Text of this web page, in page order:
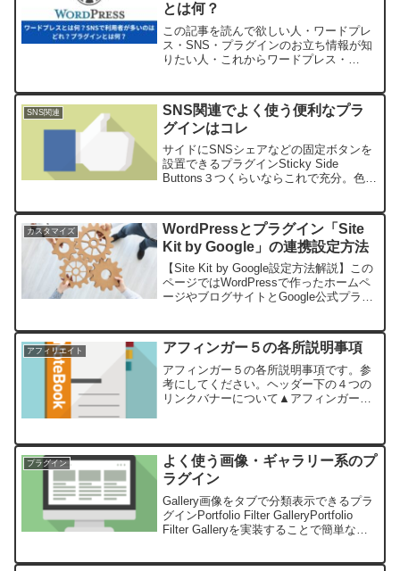
とは何？
この記事を読んで欲しい人・ワードプレ
ス・SNS・プラグインのお立ち情報が知
りたい人・これからワードプレス・
い人WordPressとは何？WordPressとは
何かに...
SNS関連
SNS関連でよく使う便利なプラ
グインはコレ
サイドにSNSシェアなどの固定ボタンを
設置できるプラグインSticky Side
Buttons３つくらいならこれで充分。色も
機能的には上。ダウンロード...
カスタマイズ
WordPressとプラグイン「Site
Kit by Google」の連携設定方法
【Site Kit by Google設定方法解説】この
ページではWordPressで作ったホームペ
ージやブログサイトとGoogle公式プラグ
ん使って分かりやすく解説していますの
でサイトキットをインストール・有効化
したら是非読んでみてください。
アフィリエイト アフィンガー５の各所説明事項
アフィンガー５の各所説明事項です。参
考にしてください。ヘッダー下の４つの
リンクバナーについて▲アフィンガーの
ページについて★トップページは高度な
仕様になっています。参考...
プラグイン
よく使う画像・ギャラリー系のプ
ラグイン
Gallery画像をタブで分類表示できるプラ
グインPortfolio Filter GalleryPortfolio
Filter Galleryを実装することで簡単なポ